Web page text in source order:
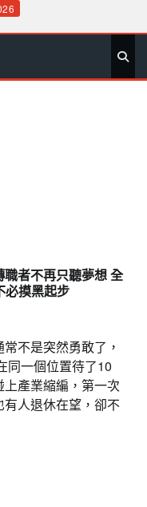
旅 政 地 專
者不再只聽夢想 全
必摸黑起步
不是突然勇敢了，
同一個位置待了10
產業縮編，第一次
人退休在望，卻不